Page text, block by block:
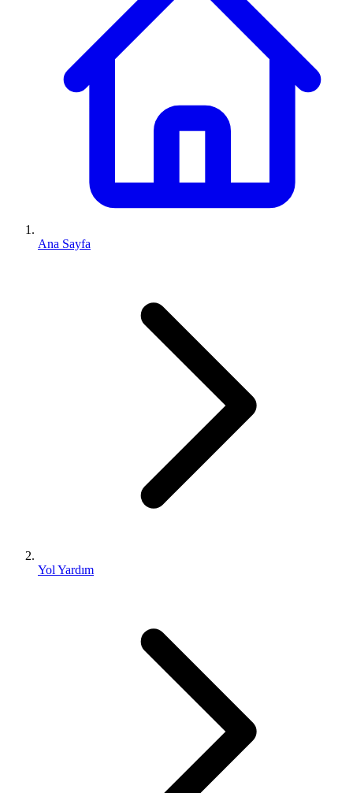
Ana Sayfa
Yol Yardım